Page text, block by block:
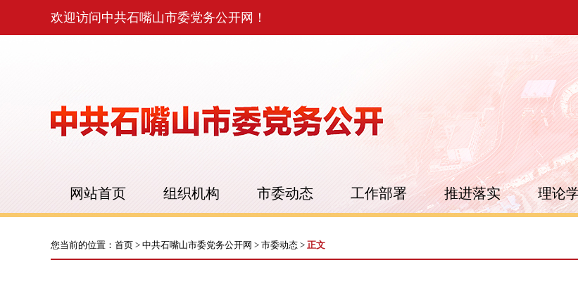
欢迎访问中共石嘴山市委党务公开网！
网站首页 组织机构 市委动态 工作部署 推进落实 理论
您当前的位置： 首页 > 中共石嘴山市委党务公开网 > 市委动态 > 正文